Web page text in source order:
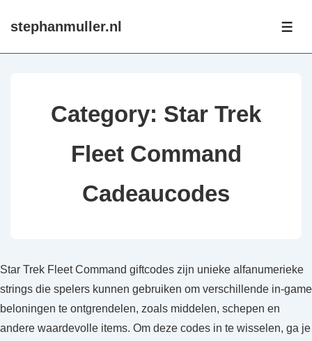
Skipstephanmuller.nl
Category: Star Trek
Fleet Command
Cadeaucodes
Star Trek Fleet Command giftcodes zijn unieke alfanumerieke
strings die spelers kunnen gebruiken om verschillende in-game
beloningen te ontgrendelen, zoals middelen, schepen en
andere waardevolle items. Om deze codes in te wisselen, ga je